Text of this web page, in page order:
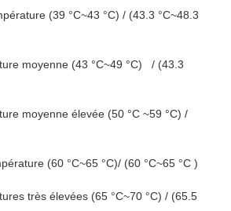
(39 °C~43 °C) / (43.3 °C~48.3
moyenne (43 °C~49 °C) / (43.3
moyenne élevée (50 °C ~59 °C) /
(60 °C~65 °C)/ (60 °C~65 °C )
très élevées (65 °C~70 °C) / (65.5